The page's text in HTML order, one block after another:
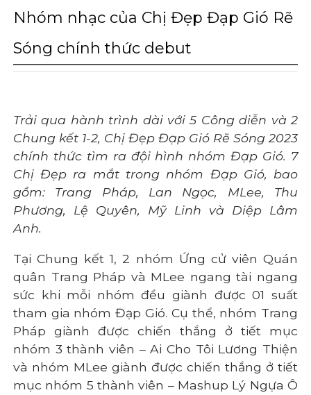
Nhóm nhạc của Chị Đẹp Đạp Gió Rẽ
Sóng chính thức debut
Trải qua hành trình dài với 5 Công diễn và 2
Chung kết 1-2, Chị Đẹp Đạp Gió Rẽ Sóng 2023
chính thức tìm ra đội hình nhóm Đạp Gió. 7
Chị Đẹp ra mắt trong nhóm Đạp Gió, bao
gồm: Trang Pháp, Lan Ngọc, MLee, Thu
Phương, Lệ Quyên, Mỹ Linh và Diệp Lâm
Anh.
Tại Chung kết 1, 2 nhóm Ứng cử viên Quán
quân Trang Pháp và MLee ngang tài ngang
sức khi mỗi nhóm đều giành được 01 suất
tham gia nhóm Đạp Gió. Cụ thể, nhóm Trang
Pháp giành được chiến thắng ở tiết mục
nhóm 3 thành viên – Ai Cho Tôi Lương Thiện
và nhóm MLee giành được chiến thắng ở tiết
mục nhóm 5 thành viên – Mashup Lý Ngựa Ô